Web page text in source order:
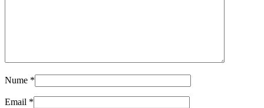
Nume *
Email *